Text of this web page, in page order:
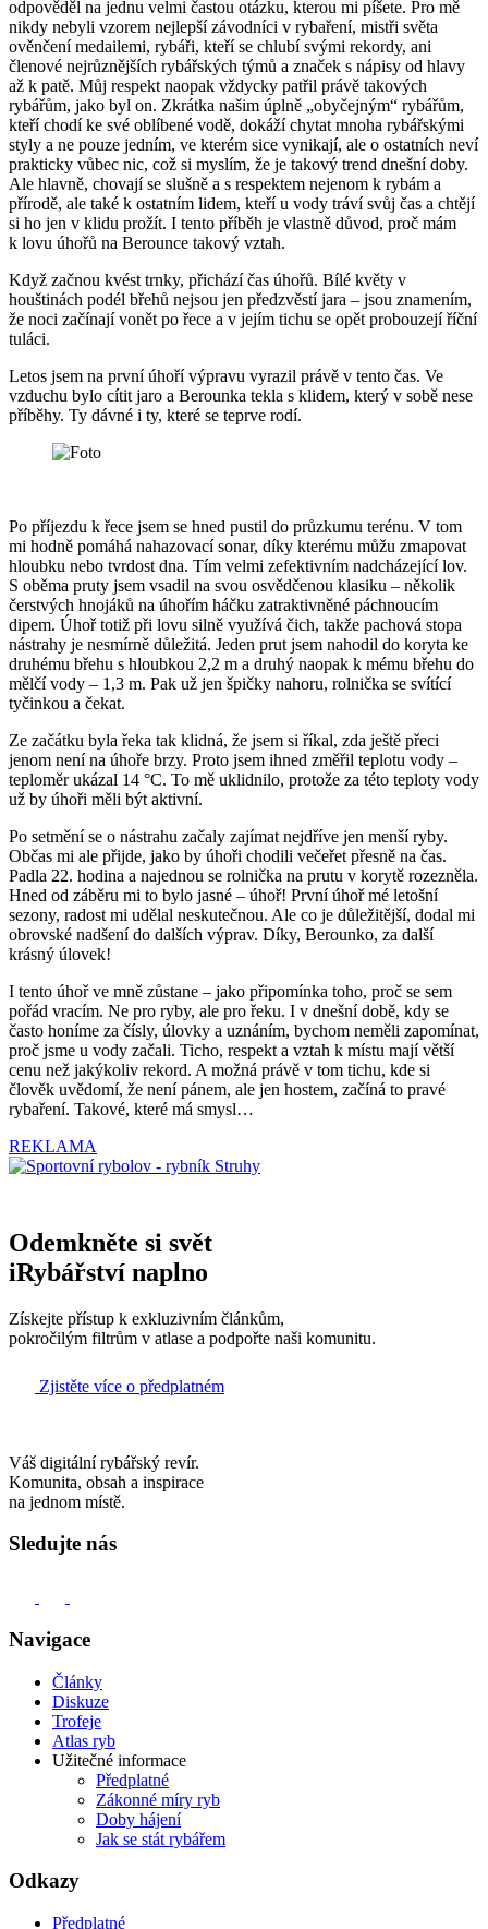
odpověděl na jednu velmi častou otázku, kterou mi píšete. Pro mě
nikdy nebyli vzorem nejlepší závodníci v rybaření, mistři světa
ověnčení medailemi, rybáři, kteří se chlubí svými rekordy, ani
členové nejrůznějších rybářských týmů a značek s nápisy od hlavy
až k patě. Můj respekt naopak vždycky patřil právě takových
rybářům, jako byl on. Zkrátka našim úplně „obyčejným“ rybářům,
kteří chodí ke své oblíbené vodě, dokáží chytat mnoha rybářskými
styly a ne pouze jedním, ve kterém sice vynikají, ale o ostatních neví
prakticky vůbec nic, což si myslím, že je takový trend dnešní doby.
Ale hlavně, chovají se slušně a s respektem nejenom k rybám a
přírodě, ale také k ostatním lidem, kteří u vody tráví svůj čas a chtějí
si ho jen v klidu prožít. I tento příběh je vlastně důvod, proč mám
k lovu úhořů na Berounce takový vztah.
Když začnou kvést trnky, přichází čas úhořů. Bílé květy v
houštinách podél břehů nejsou jen předzvěstí jara – jsou znamením,
že noci začínají vonět po řece a v jejím tichu se opět probouzejí říční
tuláci.
Letos jsem na první úhoří výpravu vyrazil právě v tento čas. Ve
vzduchu bylo cítit jaro a Berounka tekla s klidem, který v sobě nese
příběhy. Ty dávné i ty, které se teprve rodí.
Po příjezdu k řece jsem se hned pustil do průzkumu terénu. V tom
mi hodně pomáhá nahazovací sonar, díky kterému můžu zmapovat
hloubku nebo tvrdost dna. Tím velmi zefektivním nadcházející lov.
S oběma pruty jsem vsadil na svou osvědčenou klasiku – několik
čerstvých hnojáků na úhořím háčku zatraktivněné páchnoucím
dipem. Úhoř totiž při lovu silně využívá čich, takže pachová stopa
nástrahy je nesmírně důležitá. Jeden prut jsem nahodil do koryta ke
druhému břehu s hloubkou 2,2 m a druhý naopak k mému břehu do
mělčí vody – 1,3 m. Pak už jen špičky nahoru, rolnička se svítící
tyčinkou a čekat.
Ze začátku byla řeka tak klidná, že jsem si říkal, zda ještě přeci
jenom není na úhoře brzy. Proto jsem ihned změřil teplotu vody –
teploměr ukázal 14 °C. To mě uklidnilo, protože za této teploty vody
už by úhoři měli být aktivní.
Po setmění se o nástrahu začaly zajímat nejdříve jen menší ryby.
Občas mi ale přijde, jako by úhoři chodili večeřet přesně na čas.
Padla 22. hodina a najednou se rolnička na prutu v korytě rozezněla.
Hned od záběru mi to bylo jasné – úhoř! První úhoř mé letošní
sezony, radost mi udělal neskutečnou. Ale co je důležitější, dodal mi
obrovské nadšení do dalších výprav. Díky, Berounko, za další
krásný úlovek!
I tento úhoř ve mně zůstane – jako připomínka toho, proč se sem
pořád vracím. Ne pro ryby, ale pro řeku. I v dnešní době, kdy se
často honíme za čísly, úlovky a uznáním, bychom neměli zapomínat,
proč jsme u vody začali. Ticho, respekt a vztah k místu mají větší
cenu než jakýkoliv rekord. A možná právě v tom tichu, kde si
člověk uvědomí, že není pánem, ale jen hostem, začíná to pravé
rybaření. Takové, které má smysl…
REKLAMA
Odemkněte si svět
iRybářství naplno
Získejte přístup k exkluzivním článkům,
pokročilým filtrům v atlase a podpořte naši komunitu.
Zjistěte více o předplatném
Váš digitální rybářský revír.
Komunita, obsah a inspirace
na jednom místě.
Sledujte nás
Navigace
Články
Diskuze
Trofeje
Atlas ryb
Užitečné informace
Předplatné
Zákonné míry ryb
Doby hájení
Jak se stát rybářem
Odkazy
Předplatné